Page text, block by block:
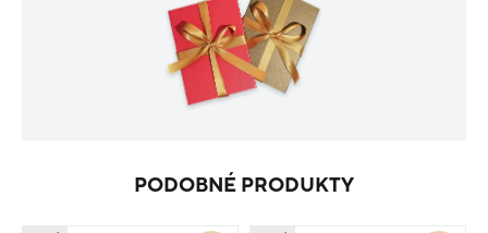
PODOBNÉ PRODUKTY